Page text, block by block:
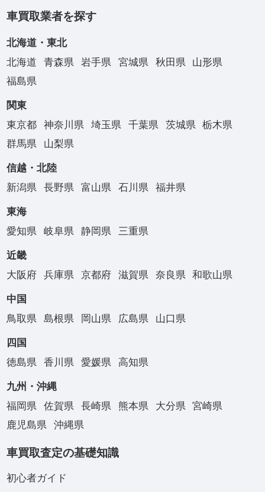
車買取業者を探す
北海道・東北
北海道
青森県 岩手県 宮城県 秋田県
山形県
福島県
関東
東京都
神奈川県 埼玉県 千葉県 茨城県
栃木県
群馬県
山梨県
信越・北陸
新潟県
長野県 富山県 石川県 福井県
東海
愛知県
岐阜県 静岡県 三重県
近畿
大阪府
兵庫県 京都府 滋賀県 奈良県 和歌山県
中国
鳥取県
島根県 岡山県 広島県 山口県
四国
徳島県
香川県 愛媛県 高知県
九州・沖縄
福岡県
佐賀県 長崎県 熊本県 大分県
宮崎県
鹿児島県
沖縄県
車買取査定の基礎知識
初心者ガイド